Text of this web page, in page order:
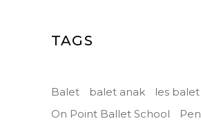
TAGS
Balet balet anak
les balet
On Point Ballet School